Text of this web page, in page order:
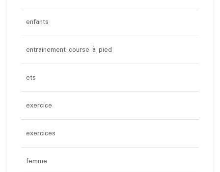
enfants
entrainement course à pied
ets
exercice
exercices
femme